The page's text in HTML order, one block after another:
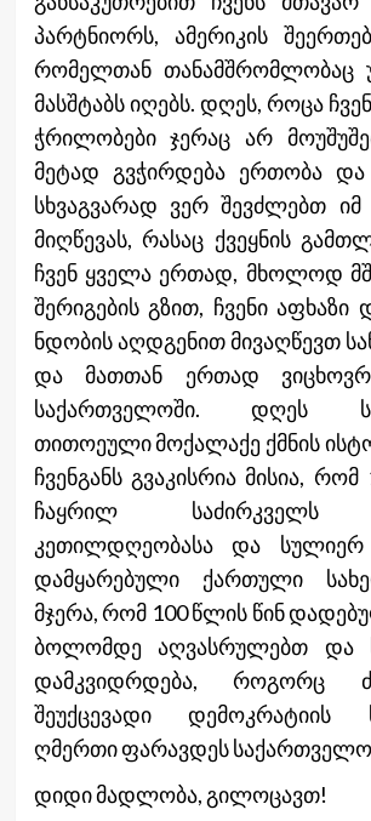
პარტნიორს, ამერიკის
რომელთან თანამშრომლობაც
მასშტაბს იღებს. დღეს, როცა
ჭრილობები ჯერაც არ
მეტად გვჭირდება ერთობა და
სხვაგვარად ვერ შევძლებთ იმ
მიღწევას, რასაც ქვეყნის
ჩვენ ყველა ერთად, მხოლოდ
შერიგების გზით, ჩვენი აფხაზი
ნდობის აღდგენით მივაღწევთ
და მათთან ერთად
საქართველოში. დღეს
თითოეული მოქალაქე ქმნის
ჩვენგანს გვაკისრია მისია,
ჩაყრილ საძირკველს
კეთილდღეობასა და სულიერ
დამყარებული ქართული
მჯერა, რომ 100 წლის წინ
ბოლომდე აღვასრულებთ და
დამკვიდრდება, როგორც
შეუქცევადი დემოკრატიის
ღმერთი ფარავდეს
დიდი მადლობა, გილოცავთ!